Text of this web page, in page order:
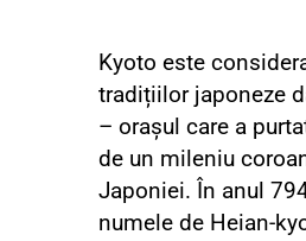
Kyoto este
tradițiilor japoneze
– orașul care a
de un mileniu
Japoniei. În anul
numele de Heian-